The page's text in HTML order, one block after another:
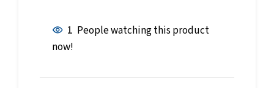
1 People watching this product
now!